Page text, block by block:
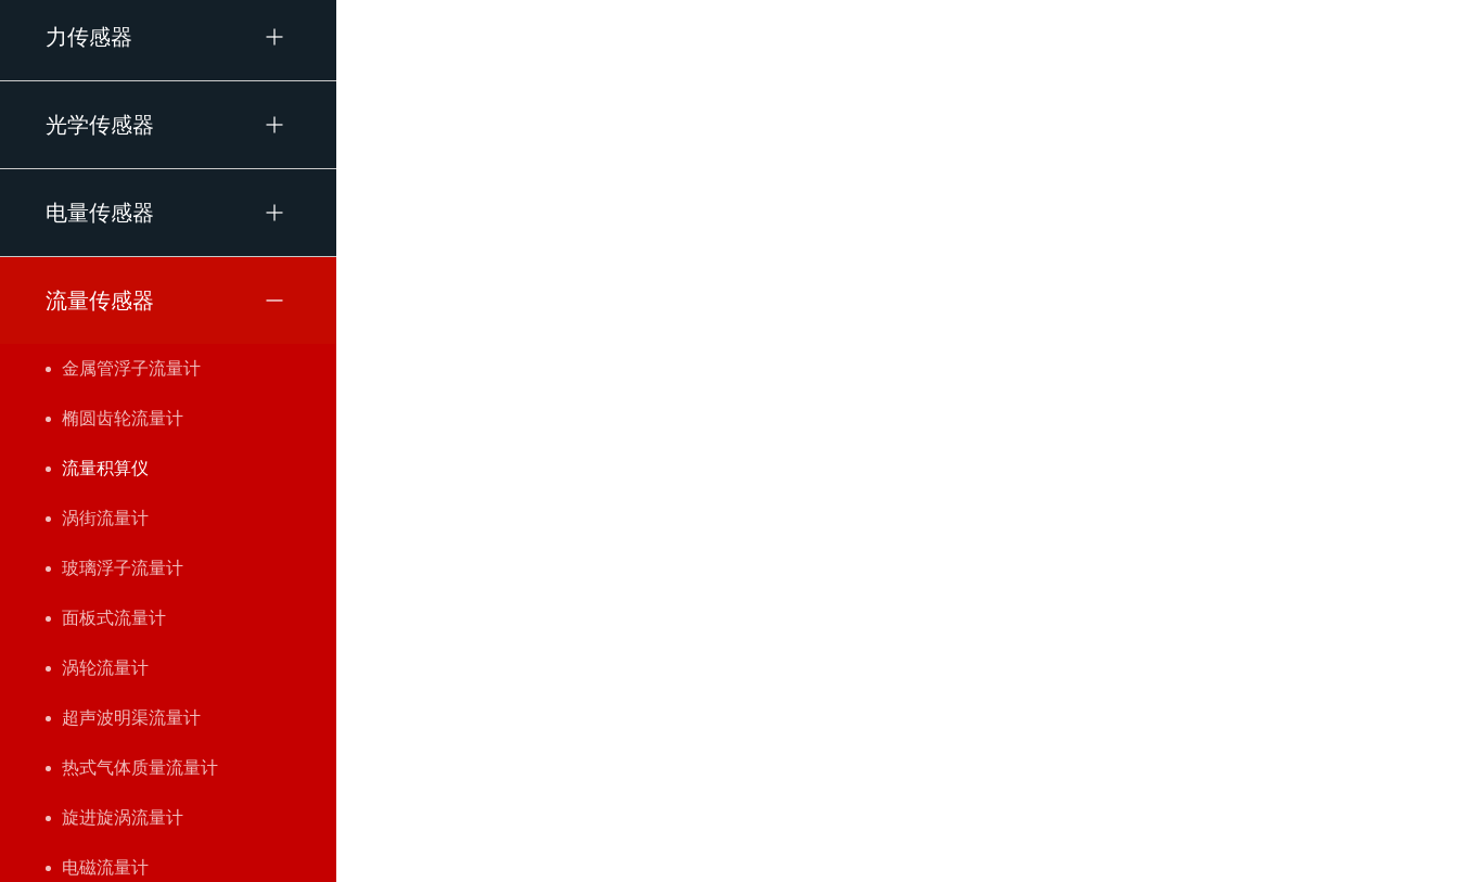
力传感器
光学传感器
电量传感器
流量传感器
金属管浮子流量计
椭圆齿轮流量计
流量积算仪
涡街流量计
玻璃浮子流量计
面板式流量计
涡轮流量计
超声波明渠流量计
热式气体质量流量计
旋进旋涡流量计
电磁流量计